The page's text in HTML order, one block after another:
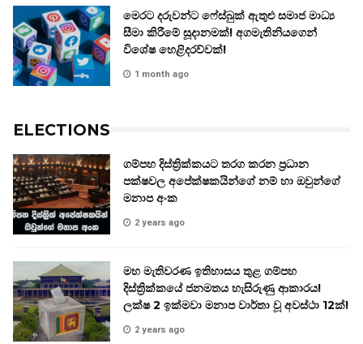
මෙරට දරුවන්ට ෆේස්බුක් ඇතුළු සමාජ මාධ්‍ය
සීමා කිරීමේ සූදානමක්! අගමැතිනියගෙන්
විශේෂ හෙළිදරව්වක්!
1 month ago
ELECTIONS
ගම්පහ දිස්ත්‍රික්කයට තරග කරන ප්‍රධාන
පක්ෂවල අපේක්ෂකයින්ගේ නම් හා ඔවුන්ගේ
මනාප අංක
2 years ago
මහ මැතිවරණ ඉතිහාසය තුළ ගම්පහ
දිස්ත්‍රික්කයේ ජනමතය හැසිරුණු ආකාරය!
ලක්ෂ 2 ඉක්මවා මනාප වාර්තා වූ අවස්ථා 12ක්!
2 years ago